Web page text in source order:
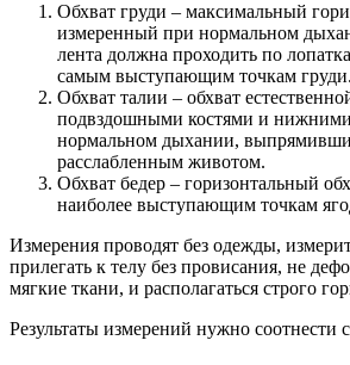
Обхват груди – максимальный
измеренный при нормальном
лента должна проходить по
самым выступающим точкам груди.
Обхват талии – обхват
подвздошными костями и
нормальном дыхании,
расслабленным животом.
Обхват бедер – горизонтальный
наиболее выступающим точкам
Измерения проводят без одежды,
прилегать к телу без провисания, не
мягкие ткани, и располагаться строго
Результаты измерений нужно соотнести